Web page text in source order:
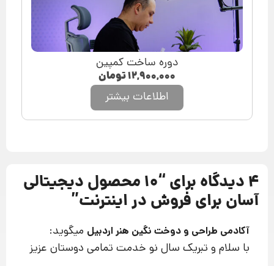
دوره ساخت کمپین
۱۲,۹۰۰,۰۰۰تومان
اطلاعات بیشتر
4 دیدگاه برای “ 10 محصول دیجیتالی
آسان برای فروش در اینترنت”
آکادمی طراحی و دوخت نگین هنر اردبیل میگوید:
با سلام و تبریک سال نو خدمت تمامی دوستان عزیز